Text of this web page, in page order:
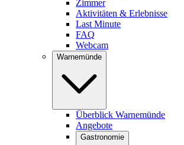
Zimmer
Aktivitäten & Erlebnisse
Last Minute
FAQ
Webcam
Warnemünde
Überblick Warnemünde
Angebote
Gastronomie